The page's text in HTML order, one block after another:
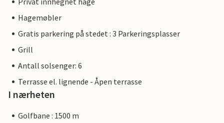
Hagemøbler
Gratis parkering på stedet : 3 Parkeringsplasser
Grill
Antall solsenger: 6
Terrasse el. lignende - Åpen terrasse
I nærheten
Golfbane : 1500 m